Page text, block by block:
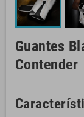
Guantes
Contender